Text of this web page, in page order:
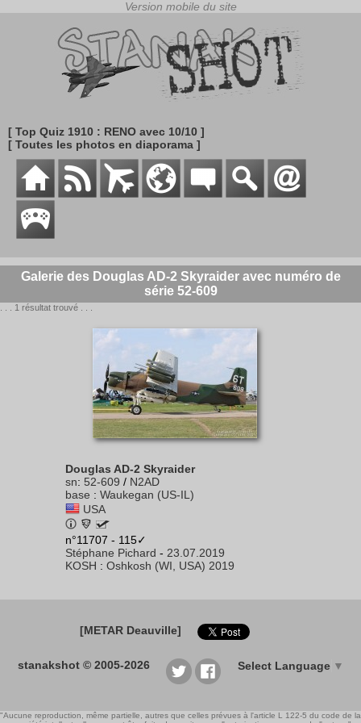
[ Top Quiz 1910 : RENO avec 10/10 ]
[ Toutes les photos en diaporama ]
Galerie des Douglas AD-2 Skyraider avec numéro de
série 52-609
. . . 1 résultat trouvé . . .
Douglas AD-2 Skyraider
sn: 52-609 / N2AD
base : Waukegan (US-IL)
USA
n°11707 - 115✓
Stéphane Pichard - 23.07.2019
KOSH : Oshkosh (WI, USA) 2019
[METAR Deauville]
stanakshot © 2005-2026 Select Language ▼
"Aucune reproduction, même partielle, autres que celles prévues à l'article L 122-5 du code de la